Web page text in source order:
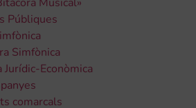
Públiques
Simfònica
Econòmica
comarcals